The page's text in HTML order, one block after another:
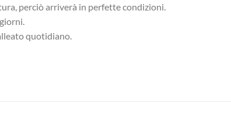
perciò arriverà in perfette condizioni.
quotidiano.